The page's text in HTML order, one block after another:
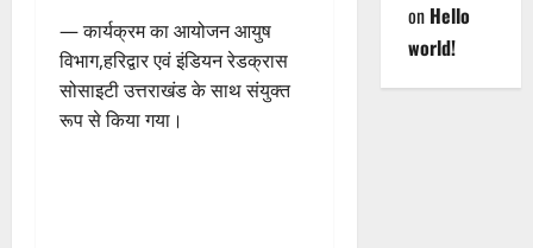
— कार्यक्रम का आयोजन आयुष
विभाग,हरिद्वार एवं इंडियन रेडक्रास
सोसाइटी उत्तराखंड के साथ संयुक्त
रूप से किया गया।
on Hello
world!